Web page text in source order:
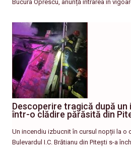
Bucura Oprescu, anunță intrarea în
Descoperire tragică după
într-o clădire părăsită din
Un incendiu izbucnit în cursul nopții la o
Bulevardul I.C. Brătianu din Pitești s-a